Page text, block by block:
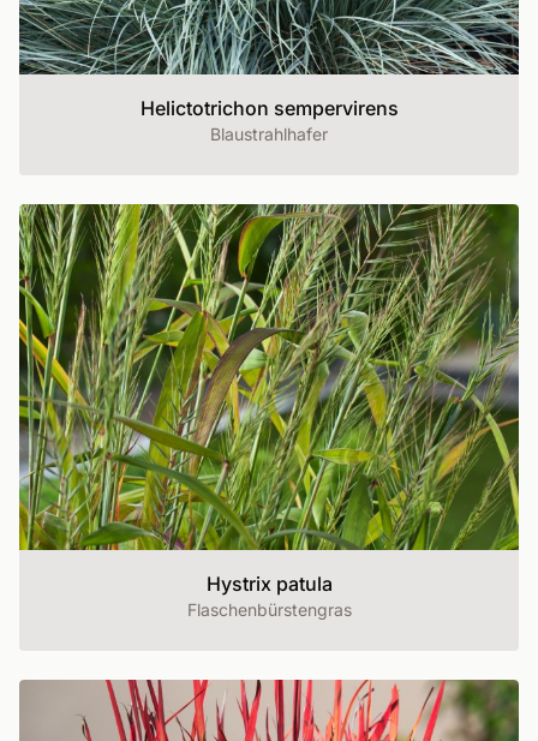
Helictotrichon sempervirens
Blaustrahlhafer
Hystrix patula
Flaschenbürstengras